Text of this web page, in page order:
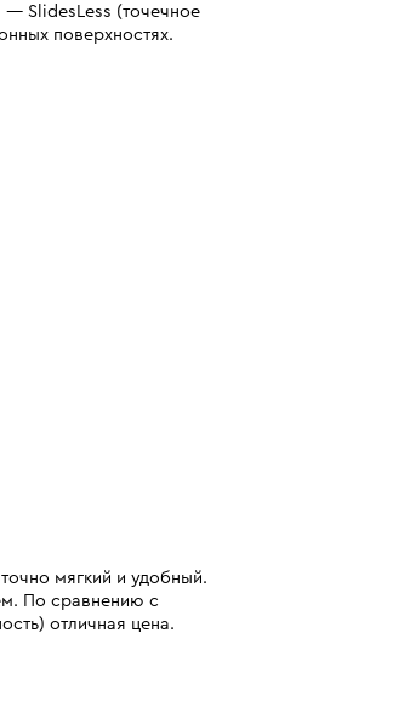
— SlidesLess (точечное
поверхностях.
мягкий и удобный.
По сравнению с
отличная цена.